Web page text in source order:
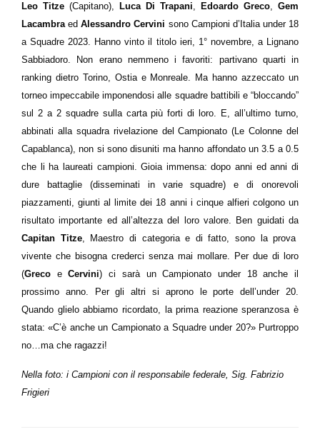
Leo Titze (Capitano), Luca Di Trapani, Edoardo Greco, Gem
LacambraedAlessandro Cervini sono Campioni d’Italia under 18
a Squadre 2023. Hanno vinto il titolo ieri, 1° novembre, a Lignano
Sabbiadoro. Non erano nemmeno i favoriti: partivano quarti in
ranking dietro Torino, Ostia e Monreale. Ma hanno azzeccato un
torneo impeccabile imponendosi alle squadre battibili e “bloccando”
sul 2 a 2 squadre sulla carta più forti di loro. E, all’ultimo turno,
abbinati alla squadra rivelazione del Campionato (Le Colonne del
Capablanca), non si sono disuniti ma hanno affondato un 3.5 a 0.5
che li ha laureati campioni. Gioia immensa: dopo anni ed anni di
dure battaglie (disseminati in varie squadre) e di onorevoli
piazzamenti, giunti al limite dei 18 anni i cinque alfieri colgono un
risultato importante ed all’altezza del loro valore. Ben guidati da
Capitan Titze, Maestro di categoria e di fatto, sono la prova
vivente che bisogna crederci senza mai mollare. Per due di loro
(Greco eCervini) ci sarà un Campionato under 18 anche il
prossimo anno. Per gli altri si aprono le porte dell’under 20.
Quando glielo abbiamo ricordato, la prima reazione speranzosa è
stata: «C’è anche un Campionato a Squadre under 20?» Purtroppo
no…ma che ragazzi!
Nella foto: i Campioni con il responsabile federale, Sig. Fabrizio
Frigieri